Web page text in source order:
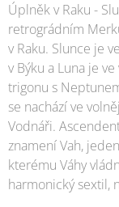
Úplněk v Raku -
retrográdním
v Raku. Slunce je
v Býku a Luna je
trigonu s
se nachází ve
Vodnáři.
znamení Vah,
kterému Váhy
harmonický sextil,